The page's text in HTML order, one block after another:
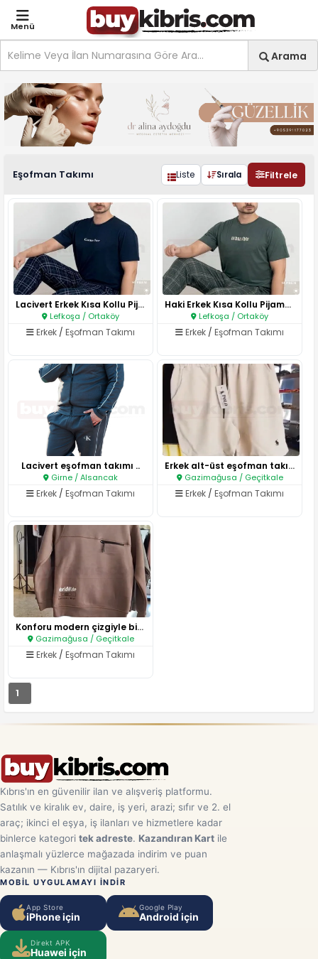
Menü
Ara
Arama
Erkek Eşofman Takımı
Eşofman Takımı Liste Sırala Filtrele
Lacivert Erkek Kısa Kollu Pija..
Lefkoşa / Ortaköy
Erkek / Eşofman Takımı
Haki Erkek Kısa Kollu Pijama T..
Lefkoşa / Ortaköy
Erkek /Eşofman Takımı
Lacivert eşofman takımı ..
Girne / Alsancak
Erkek / Eşofman Takımı
Erkek alt-üst eşofman takımlar..
Gazimağusa / Geçitkale
Erkek /Eşofman Takımı
Konforu modern çizgiyle birleş..
Gazimağusa / Geçitkale
Erkek / Eşofman Takımı
1
Kıbrıs'ın en güvenilir ilan ve alışveriş platformu.
Satılık ve kiralık ev, daire, iş yeri, arazi; sıfır ve 2. el
araç; ikinci el eşya, iş ilanları ve hizmetlere kadar
binlerce kategori tek adreste. Kazandıran Kart ile
anlaşmalı yüzlerce mağazada indirim ve puan
kazanın — Kıbrıs'ın dijital pazaryeri.
MOBIL UYGULAMAYI INDIR
App Store
iPhone için
Google Play
Android için
Direkt APK
Huawei için